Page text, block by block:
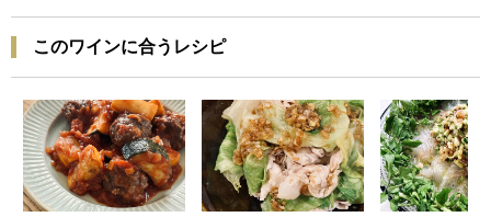
このワインに合うレシピ